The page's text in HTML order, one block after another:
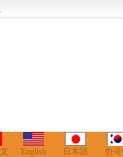
English 日本語 한